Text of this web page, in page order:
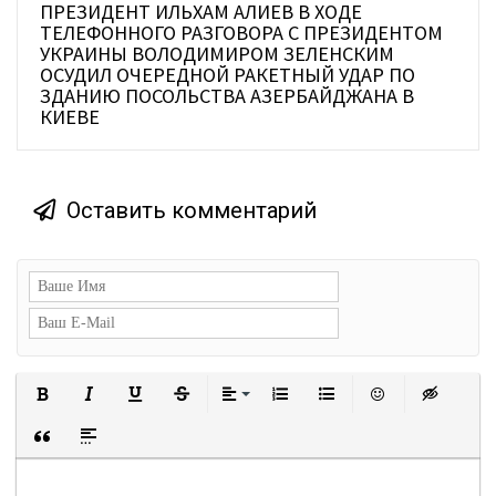
ПРЕЗИДЕНТ ИЛЬХАМ АЛИЕВ В ХОДЕ
ТЕЛЕФОННОГО РАЗГОВОРА С ПРЕЗИДЕНТОМ
УКРАИНЫ ВОЛОДИМИРОМ ЗЕЛЕНСКИМ
ОСУДИЛ ОЧЕРЕДНОЙ РАКЕТНЫЙ УДАР ПО
ЗДАНИЮ ПОСОЛЬСТВА АЗЕРБАЙДЖАНА В
КИЕВЕ
Оставить комментарий
Вставка цитаты
Вставка спойлера